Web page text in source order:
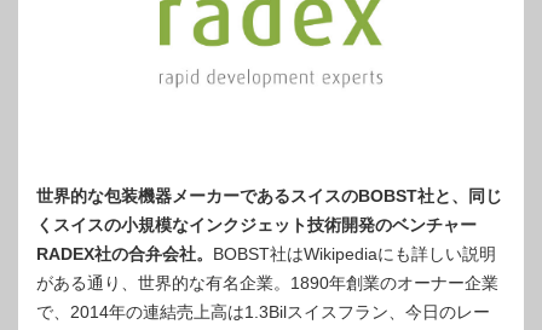
世界的な包装機器メーカーであるスイスのBOBST社と、同じ
くスイスの小規模なインクジェット技術開発のベンチャー
RADEX社の合弁会社。 BOBST社はWikipediaにも詳しい説明
がある通り、世界的な有名企業。1890年創業のオーナー企業
で、2014年の連結売上高は1.3Bilスイスフラン、今日のレー